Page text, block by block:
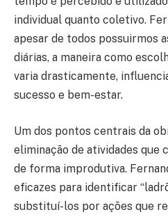
individual quanto coletivo.
apesar de todos possuirmos
diárias, a maneira como
varia drasticamente,
sucesso e bem-estar.
Um dos pontos centrais da
eliminação de atividades que
de forma improdutiva.
eficazes para identificar
substituí-los por ações que